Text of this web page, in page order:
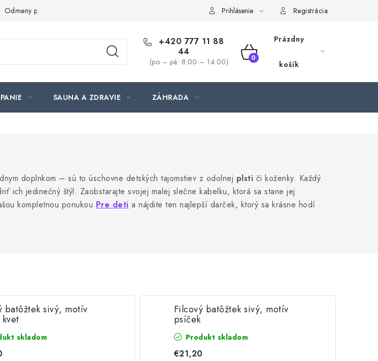
Odmeny pre našich zákazníkov Prihlásenie Registrácia
+420 777 11 88
44
(po – pá: 8:00 – 14:00)
NÁKUPNÝ
Prázdny
košík
SAUNA A ZDRAVIE ZÁHRADA
doplnkom – sú to úschovne detských tajomstiev z odolnej plsti či koženky. Každý
ich jedinečný štýl. Zaobstarajte svojej malej slečne kabelku, ktorá sa stane jej
kompletnou ponukou Pre deti a nájdite ten najlepší darček, ktorý sa krásne hodí
batôžtek sivý, motív
skladom
Filcový batôžtek sivý, motív
psíček
Produkt skladom
€21,20